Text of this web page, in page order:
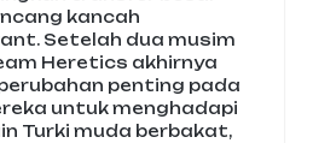
kancah
Setelah dua musim
Heretics akhirnya
penting pada
untuk menghadapi
Turki muda berbakat,